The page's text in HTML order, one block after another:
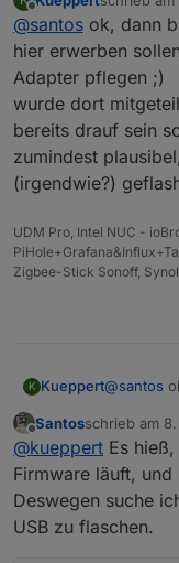
zuverlässig.
erworben,
https://
V3/raw/
Offline zuletzt
@santos ok, dann
hier erwerben
Adapter pflegen ;)
wurde dort
bereits drauf sein
zumindest
(irgendwie?)
UDM Pro, Intel NUC -
Zigbee-Stick Sonoff,
K Kueppert@santos
auch die
wurde
bereits
mich
Stick erst
Offline
Santosschrieb am
zuletzt
@kueppert Es
Firmware läuft,
Deswegen suche
USB zu flaschen.